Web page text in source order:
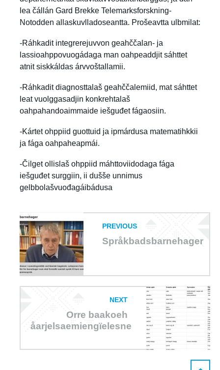
lea čállán Gard Brekke Telemarksforskning-
Notodden allaskuvlladoseantta. Prošeavtta ulbmilat:
-Ráhkadit integrerejuvvon geahččalan- ja
lassioahppovuogádaga man oahpeaddjit sáhttet
atnit siskkáldas árvvoštallamii.
-Ráhkadit diagnosttalaš geahččalemiid, mat sáhttet
leat vuolggasadjin konkrehtalaš
oahpahandoaimmaide iešguđet fágaosiin.
-Kártet ohppiid guottuid ja ipmárdusa matematihkkii
ja fága oahpaheapmái.
-Čilget ollislaš ohppiid máhttoviidodaga fága
iešguđet surggiin, ii dušše unnimus
gelbbolašvuođagáibádusa
PREVIOUS
Språkbadsbarnehager
NEXT
Orre baakoeh
åarjelsaemiengïelesne